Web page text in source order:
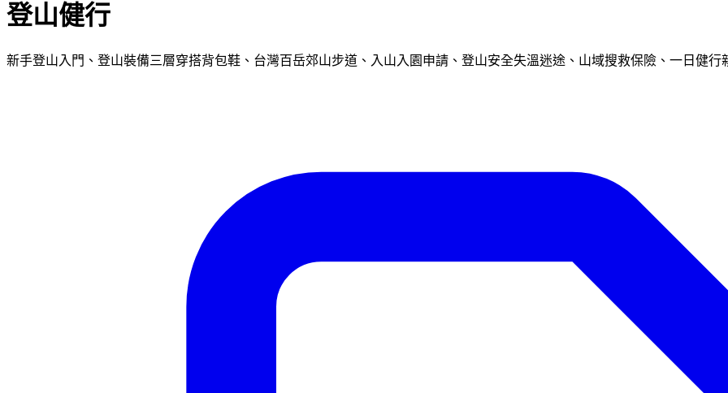
登山健行
新手登山入門、登山裝備三層穿搭背包鞋、台灣百岳郊山步道、入山入園申請、登山安全失溫迷途、山域搜救保險、一日健行